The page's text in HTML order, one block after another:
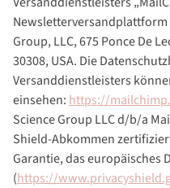
Newsletterversandplattform
Group, LLC, 675 Ponce De
30308, USA. Die
Versanddienstleisters
einsehen: https://
Science Group LLC d/b/a
Shield-Abkommen
Garantie, das europäisches
(https://